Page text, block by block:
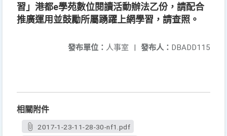
習」港都e學苑數位閱讀活動辦法乙份，請配合
推廣運用並鼓勵所屬踴躍上網學習，請查照。
發布人： DBADD115
發布單位： 人事室 |
相關附件
2017-1-23-11-28-30-nf1.pdf